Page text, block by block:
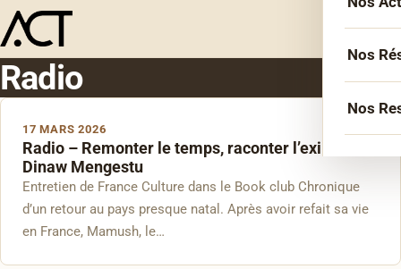
Nos
Le
Nos
La
Radio
17 MARS 2026
Radio – Remonter le temps, raconter l’exil avec
Dinaw Mengestu
Entretien de France Culture dans le Book club Chronique
d’un retour au pays presque natal. Après avoir refait sa vie
en France, Mamush, le…